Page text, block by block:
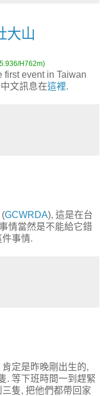
大山
H762m)
first event in Taiwan
文訊息在這裡.
(GCWRDA), 這是在台
情當然是不能給它錯
事情.
定是昨晚剛出生的,
. 等下班時間一到趕緊
隻, 把他們都帶回家